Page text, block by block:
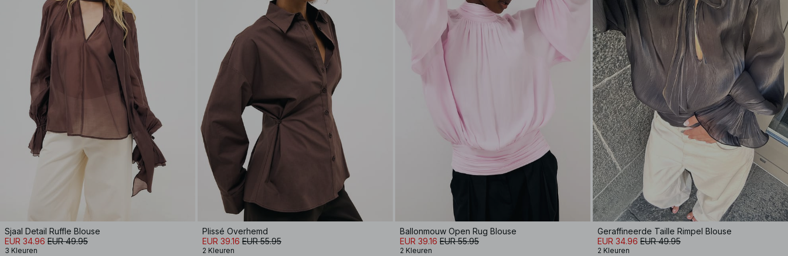
Sjaal Detail Ruffle Blouse
EUR 34.96 EUR 49.95
3 Kleuren
Plissé Overhemd
EUR 39.16 EUR 55.95
2 Kleuren
Ballonmouw Open Rug Blouse
EUR 39.16 EUR 55.95
2 Kleuren
Geraffineerde Taille Rimpel Blouse
EUR 34.96 EUR 49.95
2 Kleuren